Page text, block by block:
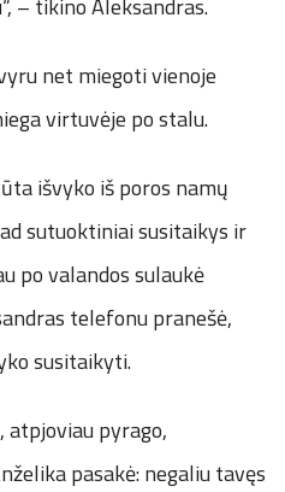
– tikino Aleksandras.
net miegoti vienoje
virtuvėje po stalu.
išvyko iš poros namų
sutuoktiniai susitaikys ir
po valandos sulaukė
telefonu pranešė,
susitaikyti.
atpjoviau pyrago,
pasakė: negaliu tavęs